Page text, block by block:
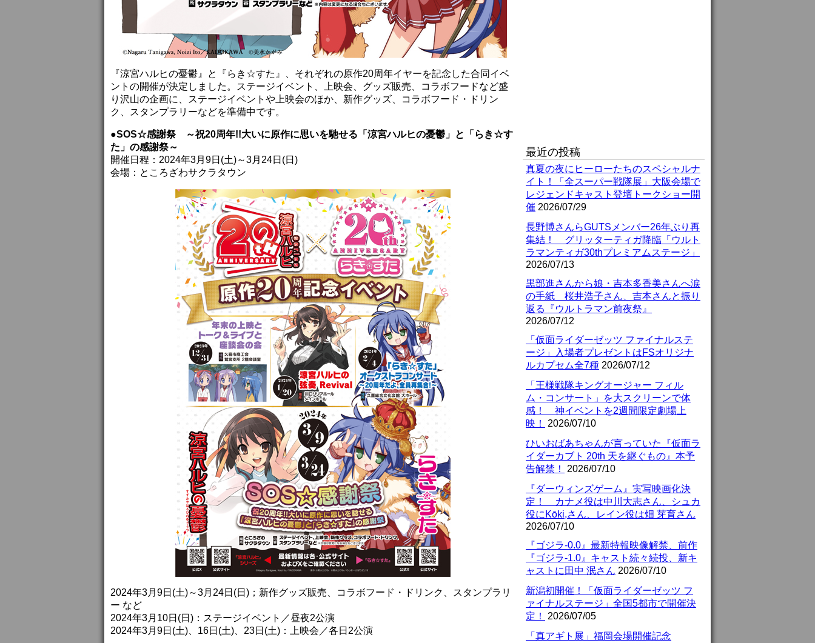
『涼宮ハルヒの憂鬱』と『らき☆すた』、それぞれの原作20周年イヤーを記念した合同イベ
ントの開催が決定しました。ステージイベント、上映会、グッズ販売、コラボフードなど盛
り沢山の企画に、ステージイベントや上映会のほか、新作グッズ、コラボフード・ドリン
ク、スタンプラリーなどを準備中です。
●SOS☆感謝祭 ～祝20周年!!大いに原作に思いを馳せる「涼宮ハルヒの憂鬱」と「らき☆す
た」の感謝祭～
開催日程：2024年3月9日(土)～3月24日(日)
会場：ところざわサクラタウン
2024年3月9日(土)～3月24日(日)；新作グッズ販売、コラボフード・ドリンク、スタンプラリ
ー など
2024年3月10日(日)：ステージイベント／昼夜2公演
2024年3月9日(土)、16日(土)、23日(土)：上映会／各日2公演
最近の投稿
真夏の夜にヒーローたちのスペシャルナ
イト！「全スーパー戦隊展」大阪会場で
レジェンドキャスト登壇トークショー開
催 2026/07/29
長野博さんらGUTSメンバー26年ぶり再
集結！ グリッターティガ降臨「ウルト
ラマンティガ30thプレミアムステージ」
2026/07/13
黒部進さんから娘・吉本多香美さんへ涙
の手紙 桜井浩子さん、吉本さんと振り
返る『ウルトラマン前夜祭』
2026/07/12
「仮面ライダーゼッツ ファイナルステ
ージ」入場者プレゼントはFSオリジナ
ルカプセム全7種 2026/07/12
「王様戦隊キングオージャー フィル
ム・コンサート」を大スクリーンで体
感！ 神イベントを2週間限定劇場上
映！
2026/07/10
ひいおばあちゃんが言っていた『仮面ラ
イダーカブト 20th 天を継ぐもの』本予
告解禁！
2026/07/10
『ダーウィンズゲーム』実写映画化決
定！ カナメ役は中川大志さん、シュカ
役にKōki,さん、レイン役は畑 芽育さん
2026/07/10
『ゴジラ-0.0』最新特報映像解禁、前作
『ゴジラ-1.0』キャスト続々続投、新キ
ャストに田中 泯さん 2026/07/10
新潟初開催！「仮面ライダーゼッツ フ
ァイナルステージ」全国5都市で開催決
定！
2026/07/05
「真アギト展」福岡会場開催記念